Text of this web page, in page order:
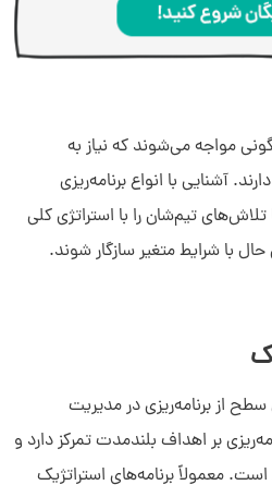
مواجه می‌شوند که نیاز به
آشنایی با انواع برنامه‌ریزی
تیم‌شان را با استراتژی کلی
با شرایط متغیر سازگار شوند.
سطح از برنامه‌ریزی در مدیریت
بر اهداف بلندمدت تمرکز دارد و
معمولاً برنامه‌های استراتژیک